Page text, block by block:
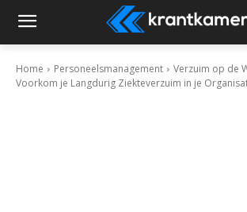
Home Personeelsmanagement
Verzuim op de
Voorkom je Langdurig Ziekteverzuim in je